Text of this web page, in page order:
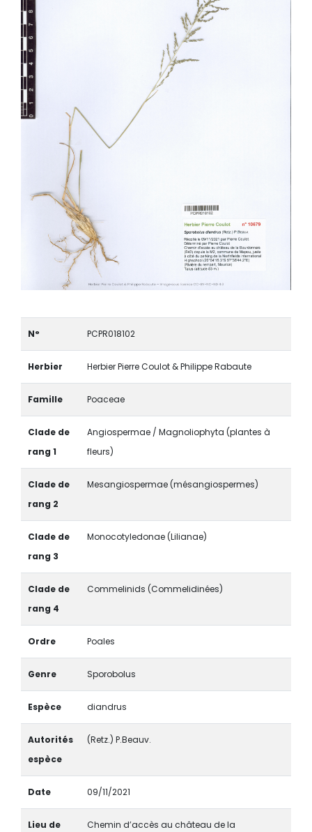
N° PCPR018102
Herbier Herbier Pierre Coulot & Philippe Rabaute
Famille Poaceae
Clade de
rang 1
Angiospermae / Magnoliophyta (plantes à
fleurs)
Clade de
rang 2
Mesangiospermae (mésangiospermes)
Clade de
rang 3
Monocotyledonae (Lilianae)
Clade de
rang 4
Commelinids (Commelidinées)
Ordre Poales
Genre Sporobolus
Espèce diandrus
Autorités
espèce
(Retz.) P.Beauv.
Date 09/11/2021
Lieu de
Chemin d’accès au château de la